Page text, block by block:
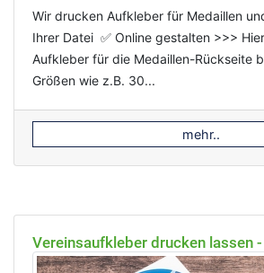
Wir drucken Aufkleber für Medaillen
Ihrer Datei ✅ Online gestalten >>>
Aufkleber für die Medaillen-Rückseite
Größen wie z.B. 30...
mehr..
Vereinsaufkleber drucken lassen